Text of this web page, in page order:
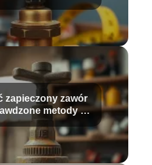
wybrać?
zapieczony zawór
metody i
porady